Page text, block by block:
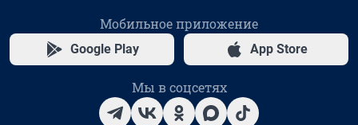
Мобильное приложение
Google Play App Store
Мы в соцсетях